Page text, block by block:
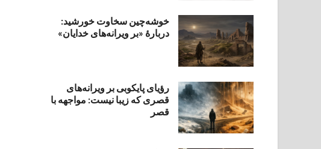
خوشه‌چین سخاوت خورشید:
دربارهٔ «بر ویرانه‌های خدایان»
رؤیای پایکوبی بر ویرانه‌های
قصری که زیبا نیست: مواجهه با
قصر